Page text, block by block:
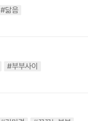
#닮음
#부부사이